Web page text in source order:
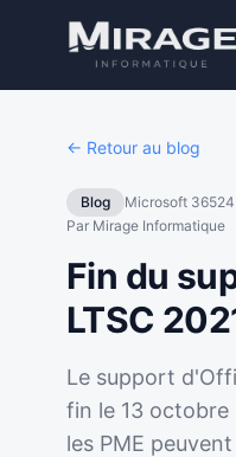
← Retour au blog
Blog Microsoft 365
Par Mirage Informatique
Fin du
LTSC
Le support
fin le 13 octobre
les PME